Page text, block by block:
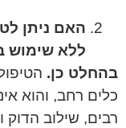
האם ניתן
ללא שימוש
בהחלט כן.
כלים רחב, והוא
רבים, שילוב הדוק